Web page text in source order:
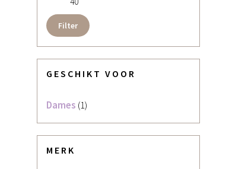
Filter
GESCHIKT VOOR
Dames (1)
MERK